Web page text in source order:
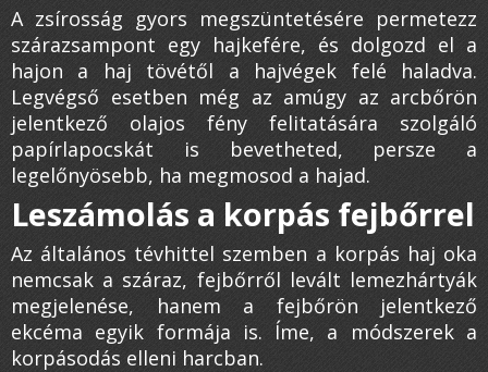
A zsírosság gyors megszüntetésére permetezz
szárazsampont egy hajkefére, és dolgozd el a
hajon a haj tövétől a hajvégek felé haladva.
Legvégső esetben még az amúgy az arcbőrön
jelentkező olajos fény felitatására szolgáló
papírlapocskát is bevetheted, persze a
legelőnyösebb, ha megmosod a hajad.
Leszámolás a korpás fejbőrrel
Az általános tévhittel szemben a korpás haj oka
nemcsak a száraz, fejbőrről levált lemezhártyák
megjelenése, hanem a fejbőrön jelentkező
ekcéma egyik formája is. Íme, a módszerek a
korpásodás elleni harcban.